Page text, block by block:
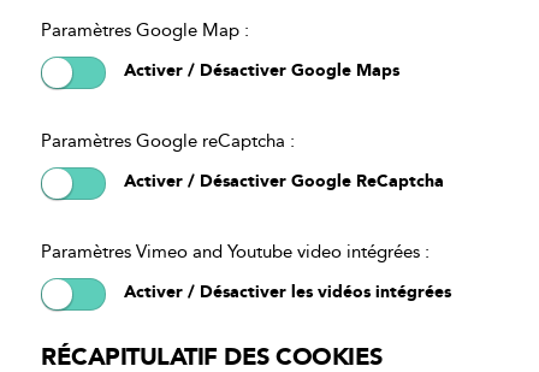
Paramètres Google Map :
Activer / Désactiver Google Maps
Paramètres Google reCaptcha :
Activer / Désactiver Google ReCaptcha
Paramètres Vimeo and Youtube video intégrées :
Activer / Désactiver les vidéos intégrées
RÉCAPITULATIF DES COOKIES